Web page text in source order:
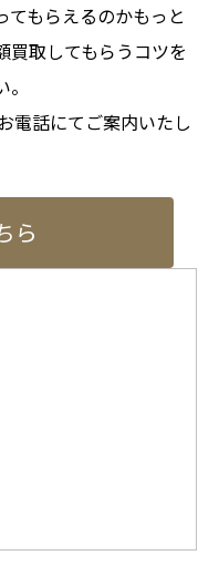
もらえるのかもっと
買取してもらうコツを
電話にてご案内いたし
ら